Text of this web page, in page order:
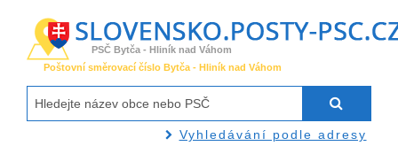
PSČ Bytča - Hliník nad Váhom
Poštovní směrovací číslo Bytča - Hliník nad Váhom
Vyhledávání podle adresy